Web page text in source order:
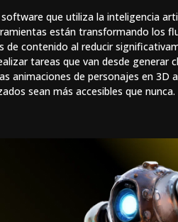
que utiliza la inteligencia
están transformando los
de contenido al reducir
tareas que van desde generar
de personajes en 3D
sean más accesibles que nunca.